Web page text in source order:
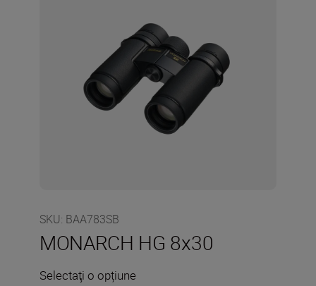
SKU: BAA783SB
MONARCH HG 8x30
Selectaţi o opțiune